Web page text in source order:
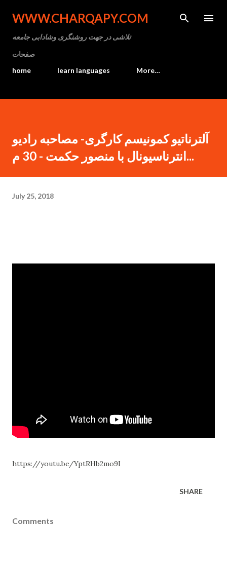
Skip to main content
WWW.CHARQAPY.COM
تلاشی در جهت روشنگری وشادابی جامعه
صفحات
home
learn languages More…
آلترناتيو کمونيسم کارگرى- مصاحبه راديو
انترناسيونال با منصور حکمت - 30 م...
July 25, 2018
https://youtu.be/YptRHb2mo9I
SHARE
Comments